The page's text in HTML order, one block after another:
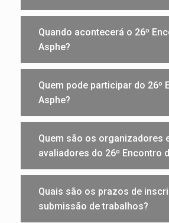
Quando acontecerá o 26º
Asphe?
Quem pode participar do 26º
Asphe?
Quem são os organizadores
avaliadores do 26º Encontro
Quais são os prazos de
submissão de trabalhos?